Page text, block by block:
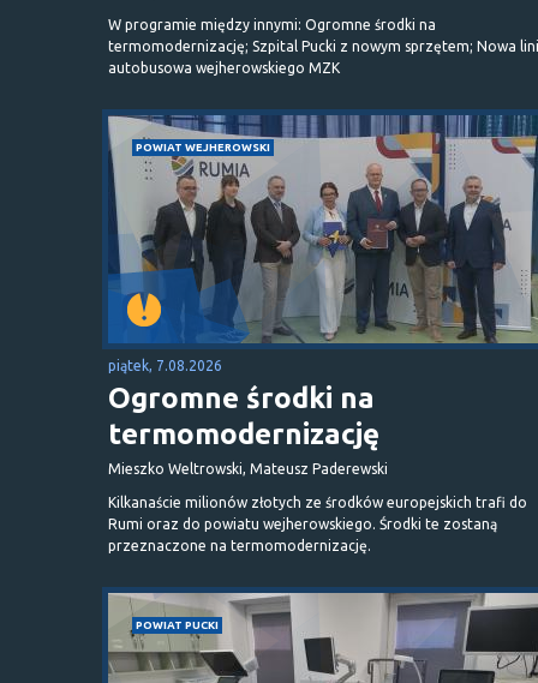
W programie między innymi: Ogromne środki na
termomodernizację; Szpital Pucki z nowym sprzętem; Nowa
autobusowa wejherowskiego MZK
POWIAT WEJHEROWSKI
piątek, 7.08.2026
Ogromne środki na
termomodernizację
Mieszko Weltrowski, Mateusz Paderewski
Kilkanaście milionów złotych ze środków europejskich trafi do
Rumi oraz do powiatu wejherowskiego. Środki te zostaną
przeznaczone na termomodernizację.
POWIAT PUCKI